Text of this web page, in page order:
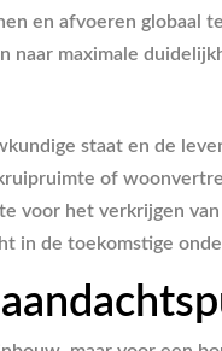
en afvoeren globaal
maximale
staat en de
of
voor het verkrijgen van
de toekomstige